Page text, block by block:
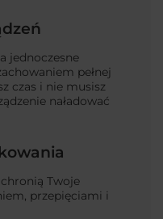
jednoczesne
pełnej
czas i nie musisz
naładować
Twoje
przepięciami i